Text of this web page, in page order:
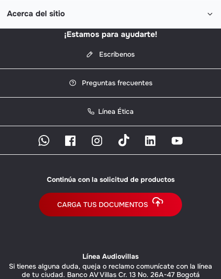
Acerca del sitio
¡Estamos para ayudarte!
Escríbenos
Preguntas frecuentes
Línea Ética
Continúa con la solicitud de productos
CARGA TUS DOCUMENTOS
Línea Audiovillas
Si tienes alguna duda, queja o reclamo comunícate con la línea
de tu ciudad. Banco AV Villas Cr. 13 No. 26A-47 Bogotá